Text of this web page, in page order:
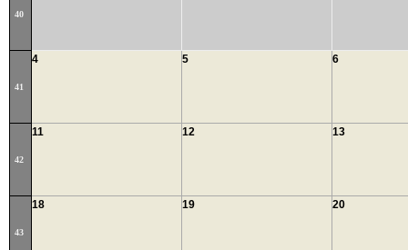
40
41
4 5 6
42
11 12 13
43
18 19 20